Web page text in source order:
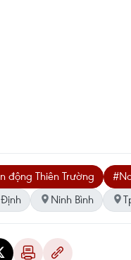
động Thiên Trường
Ninh Bình